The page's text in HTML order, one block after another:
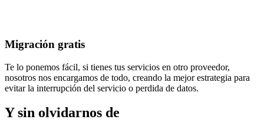
Migración gratis
Te lo ponemos fácil, si tienes tus servicios en otro proveedor,
nosotros nos encargamos de todo, creando la mejor estrategia para
evitar la interrupción del servicio o perdida de datos.
Y sin olvidarnos de